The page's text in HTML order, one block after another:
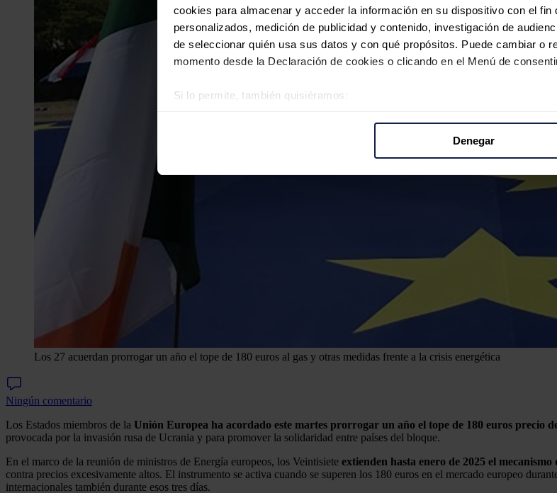
cookies para almacenar y acceder la información en su dispositivo con el fin
personalizados, medición de publicidad y contenido, investigación de
de seleccionar quién usa sus datos y con qué propósitos. Puede cambiar o
momento desde la Declaración de cookies o clicando en el Menú de
Si lo permite, también quisiéramos:
Las cookies de este sitio web se usan para personalizar el contenido y los
y analizar el tráfico. Además, compartimos información sobre el uso que
redes sociales, publicidad y análisis web, quienes pueden combinarla con
que hayan recopilado a partir del uso que haya hecho de sus servicios.
Denegar
Los 27 acuerdan prorrogar un año el tope de 180 euros al gas y otras medidas frente a la crisis energética
Ningún comentario
Los Estados miembros de la Unión Europea ha acordado este martes prorrogar un año el tope de 180 euros precio
provocada por la invasión rusa de Ucrania y para promover la solidaridad entre países del bloque.
En el marco de la reunión de ministros de Energía europeos, los Veintisiete extienden hasta enero de 2025 el
contra precios excesivamente altos. El instrumento se activa cuando se superen los 180 euros en el mercado europeo
internacionales también durante esos tres días.